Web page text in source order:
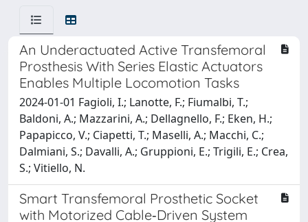
An Underactuated Active Transfemoral
Prosthesis With Series Elastic Actuators
Enables Multiple Locomotion Tasks
2024-01-01 Fagioli, I.; Lanotte, F.; Fiumalbi, T.;
Baldoni, A.; Mazzarini, A.; Dellagnello, F.; Eken, H.;
Papapicco, V.; Ciapetti, T.; Maselli, A.; Macchi, C.;
Dalmiani, S.; Davalli, A.; Gruppioni, E.; Trigili, E.; Crea,
S.; Vitiello, N.
Smart Transfemoral Prosthetic Socket
with Motorized Cable‐Driven System